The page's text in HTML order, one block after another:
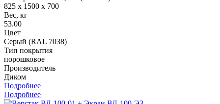
825 x 1500 x 700
Вес, кг
53.00
Цвет
Серый (RAL 7038)
Тип покрытия
порошковое
Производитель
Диком
Подробнее
Подробнее